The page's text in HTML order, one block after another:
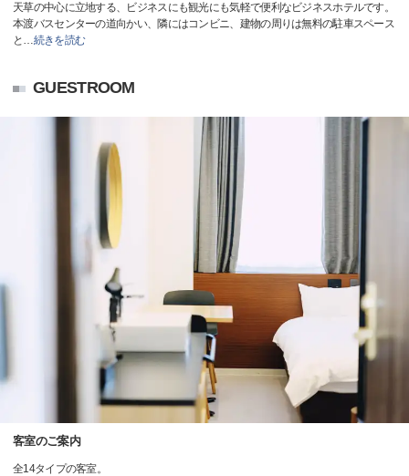
天草の中心に立地する、ビジネスにも観光にも気軽で便利なビジネスホテルです。
本渡バスセンターの道向かい、隣にはコンビニ、建物の周りは無料の駐車スペース
と …続きを読む
GUESTROOM
客室のご案内
全14タイプの客室。